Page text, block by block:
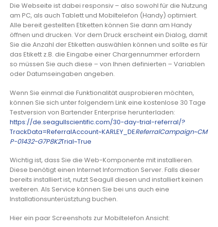
Die Webseite ist dabei responsiv – also sowohl für die Nutzung
am PC, als auch Tablett und Mobiltelefon (Handy) optimiert.
Alle bereit gestellten Etiketten können Sie dann am Handy
öffnen und drucken. Vor dem Druck erscheint ein Dialog, damit
Sie die Anzahl der Etiketten auswählen können und sollte es für
das Etikett z.B. die Eingabe einer Chargennummer erfordern
so müssen Sie auch diese – von Ihnen definierten – Variablen
oder Datumseingaben angeben.
Wenn Sie einmal die Funktionalität ausprobieren möchten,
können Sie sich unter folgendem Link eine kostenlose 30 Tage
Testversion von Bartender Enterprise herunterladen:
https://de.seagullscientific.com/30-day-trial-referral/?
TrackData=ReferralAccount~KARLEY_DEReferralCampaign~CM
P-01432-G7P8K2Trial~True
Wichtig ist, dass Sie die Web-Komponente mit installieren.
Diese benötigt einen Internet Information Server. Falls dieser
bereits installiert ist, nutzt Seagull diesen und installiert keinen
weiteren. Als Service können Sie bei uns auch eine
Installationsunterüstztung buchen.
Hier ein paar Screenshots zur Mobiltelefon Ansicht: